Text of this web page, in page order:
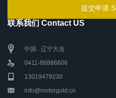
联系我们 Contact US
中国 . 辽宁大连
0411-86886606
13019479230
info@motorgold.cn